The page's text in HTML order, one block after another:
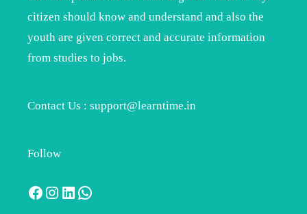
citizen should know and understand and also the
youth are given correct and accurate information
from studies to jobs.
Contact Us : support@learntime.in
Follow
Facebook
Instagram
LinkedIn
WhatsApp